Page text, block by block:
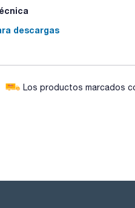
descargas
Los productos marcados